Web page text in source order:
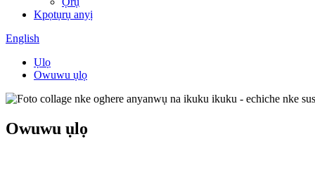
Kpọtụrụ anyị
English
Ụlọ
Owuwu ụlọ
Owuwu ụlọ